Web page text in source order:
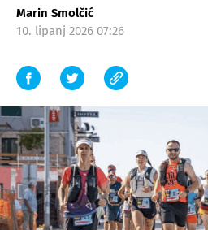
Marin Smolčić
10. lipanj 2026 07:26